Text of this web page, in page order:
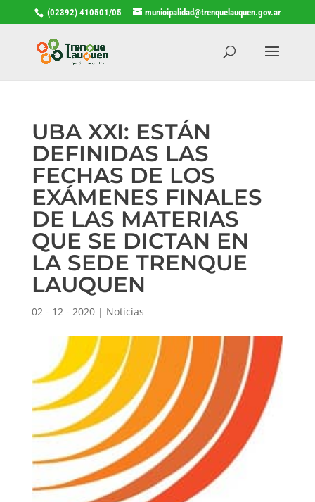
(02392) 410501/05 municipalidad@trenquelauquen.gov.ar
UBA XXI: ESTÁN
DEFINIDAS LAS
FECHAS DE LOS
EXÁMENES FINALES
DE LAS MATERIAS
QUE SE DICTAN EN
LA SEDE TRENQUE
LAUQUEN
02 - 12 - 2020| Noticias